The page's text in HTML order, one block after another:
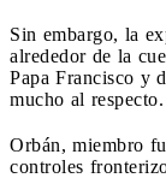
Sin embargo, la
alrededor de la
Papa Francisco y
mucho al respecto.
Orbán, miembro
controles